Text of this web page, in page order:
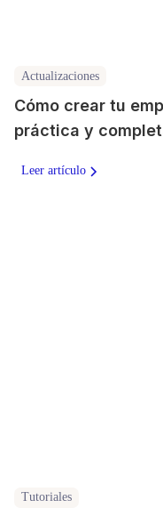
Actualizaciones
Cómo crear tu
práctica y
Leer artículo
Tutoriales